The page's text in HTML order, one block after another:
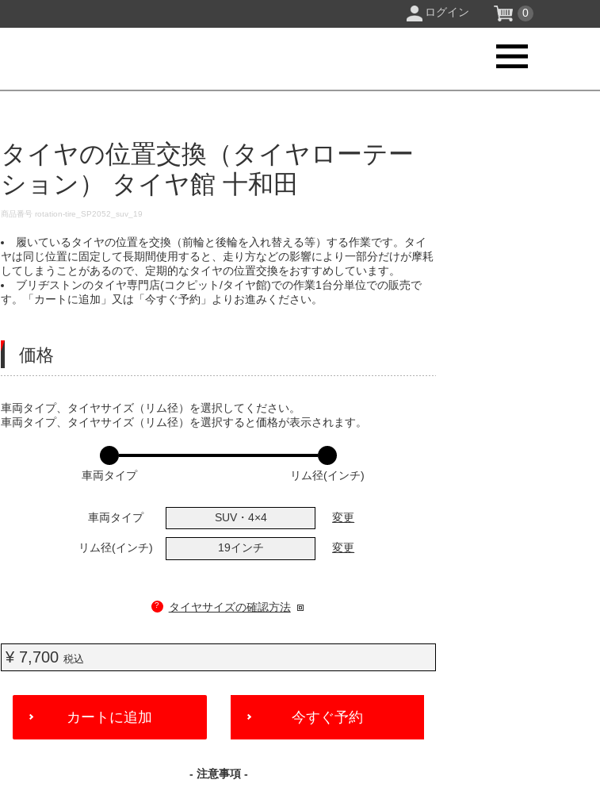
ログイン 0
タイヤの位置交換（タイヤローテー
ション） タイヤ館 十和田
DETAILS
商品番号 rotation-tire_SP2052_suv_19
履いているタイヤの位置を交換（前輪と後輪を入れ替える等）する作業です。タイ
ヤは同じ位置に固定して長期間使用すると、走り方などの影響により一部分だけが摩耗
してしまうことがあるので、定期的なタイヤの位置交換をおすすめしています。
ブリヂストンのタイヤ専門店(コクピット/タイヤ館)での作業1台分単位での販売で
す。「カートに追加」又は「今すぐ予約」よりお進みください。
価格
VARIATIONS
車両タイプ、タイヤサイズ（リム径）を選択してください。
車両タイプ、タイヤサイズ（リム径）を選択すると価格が表示されます。
車両タイプ リム径(インチ)
車両タイプ SUV・4×4 変更
リム径(インチ) 19インチ 変更
? タイヤサイズの確認方法
¥ 7,700税込
ADD
CART
カートに追加 今すぐ予約
- 注意事項 -